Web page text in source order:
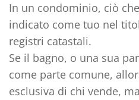
In un condominio, ciò
indicato come tuo nel
registri catastali.
Se il bagno, o una sua
come parte comune,
esclusiva di chi vende,